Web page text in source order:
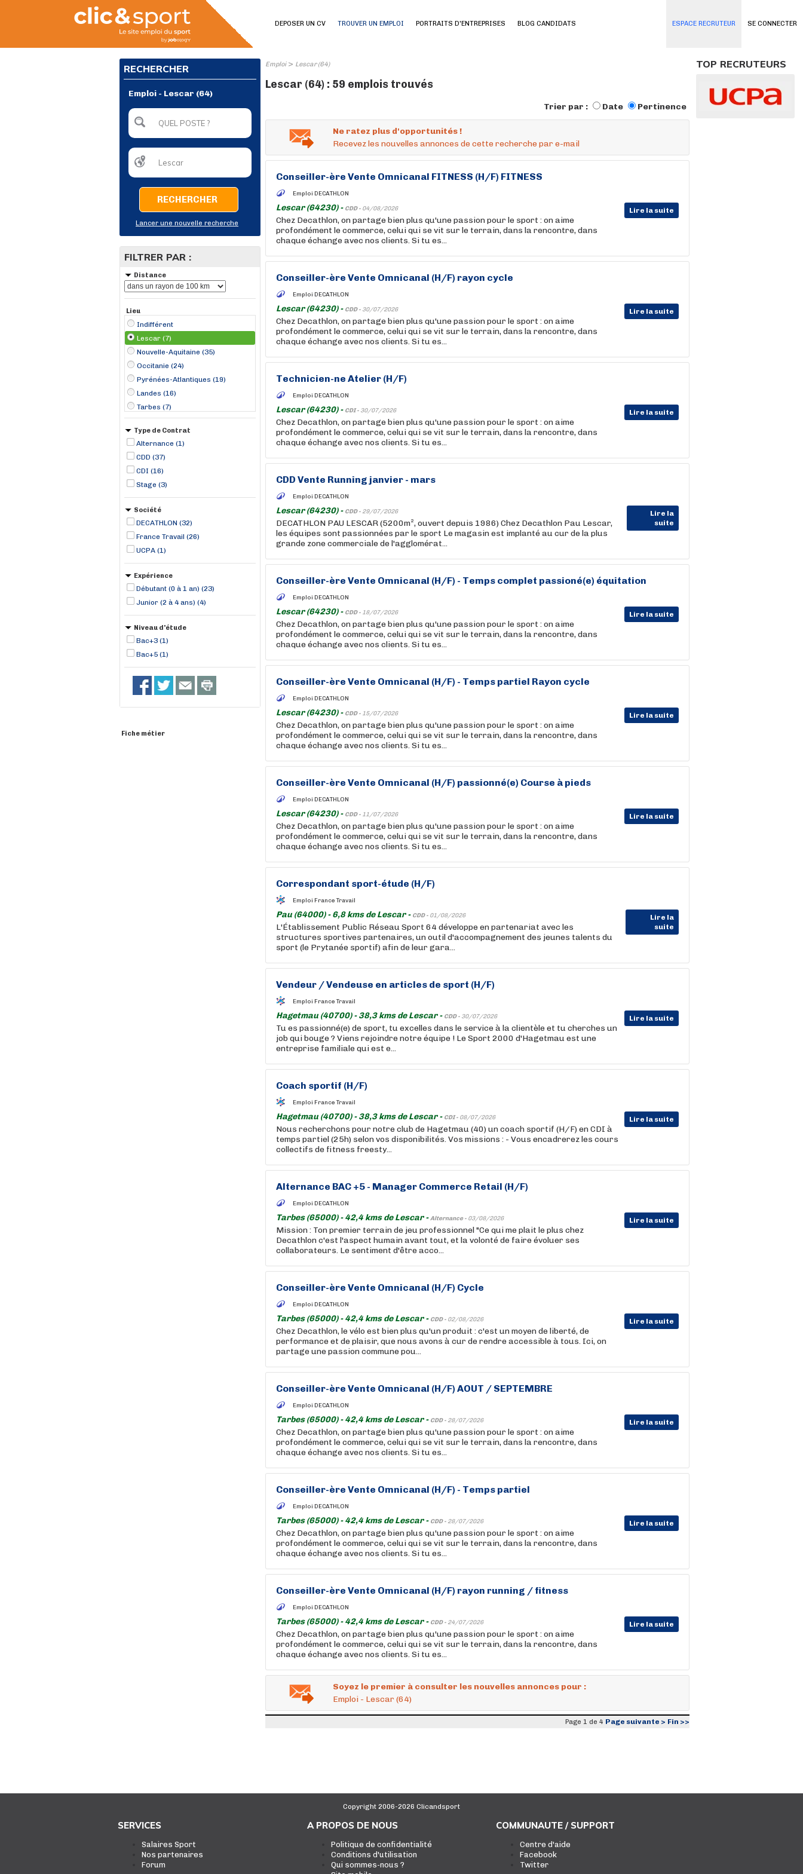
SE CONNECTER
DEPOSER UN CV TROUVER UN EMPLOI PORTRAITS D'ENTREPRISES BLOG CANDIDATS ESPACE RECRUTEUR
RECHERCHER
Emploi - Lescar (64)
RECHERCHER
Lancer une nouvelle recherche
FILTRER PAR :
Distance
Lieu
Indifférent
Lescar (7)
Nouvelle-Aquitaine (35)
Occitanie (24)
Pyrénées-Atlantiques (19)
Landes (16)
Tarbes (7)
Saint-Pierre-du-Mont (6)
Auch (5)
Saint-Paul-lès-Dax (5)
Anglet (4)
Hagetmau (2)
Mirande (2)
Type de Contrat
Alternance (1)
CDD (37)
CDI (16)
Stage (3)
Société
DECATHLON (32)
France Travail (26)
UCPA (1)
Expérience
Débutant (0 à 1 an) (23)
Junior (2 à 4 ans) (4)
Niveau d'étude
Bac+3 (1)
Bac+5 (1)
Fiche métier
Emploi> Lescar (64)
Lescar (64) : 59 emplois trouvés
Trier par : Date Pertinence
Ne ratez plus d'opportunités !
Recevez les nouvelles annonces de cette recherche par e-mail
Conseiller-ère Vente Omnicanal FITNESS (H/F) FITNESS
Emploi DECATHLON
Lescar (64230) - CDD - 04/08/2026 Lire la suite
Chez Decathlon, on partage bien plus qu'une passion pour le sport : on aime
profondément le commerce, celui qui se vit sur le terrain, dans la rencontre, dans
chaque échange avec nos clients. Si tu es...
Conseiller-ère Vente Omnicanal (H/F) rayon cycle
Emploi DECATHLON
Lescar (64230) - CDD - 30/07/2026 Lire la suite
Chez Decathlon, on partage bien plus qu'une passion pour le sport : on aime
profondément le commerce, celui qui se vit sur le terrain, dans la rencontre, dans
chaque échange avec nos clients. Si tu es...
Technicien-ne Atelier (H/F)
Emploi DECATHLON
Lescar (64230) - CDI - 30/07/2026 Lire la suite
Chez Decathlon, on partage bien plus qu'une passion pour le sport : on aime
profondément le commerce, celui qui se vit sur le terrain, dans la rencontre, dans
chaque échange avec nos clients. Si tu es...
CDD Vente Running janvier - mars
Emploi DECATHLON
Lescar (64230) - CDD - 29/07/2026
Lire la
suite
DECATHLON PAU LESCAR (5200m², ouvert depuis 1986) Chez Decathlon Pau Lescar,
les équipes sont passionnées par le sport Le magasin est implanté au cur de la plus
grande zone commerciale de l'agglomérat...
Conseiller-ère Vente Omnicanal (H/F) - Temps complet passioné(e) équitation
Emploi DECATHLON
Lescar (64230) - CDD - 18/07/2026 Lire la suite
Chez Decathlon, on partage bien plus qu'une passion pour le sport : on aime
profondément le commerce, celui qui se vit sur le terrain, dans la rencontre, dans
chaque échange avec nos clients. Si tu es...
Conseiller-ère Vente Omnicanal (H/F) - Temps partiel Rayon cycle
Emploi DECATHLON
Lescar (64230) - CDD - 15/07/2026 Lire la suite
Chez Decathlon, on partage bien plus qu'une passion pour le sport : on aime
profondément le commerce, celui qui se vit sur le terrain, dans la rencontre, dans
chaque échange avec nos clients. Si tu es...
Conseiller-ère Vente Omnicanal (H/F) passionné(e) Course à pieds
Emploi DECATHLON
Lescar (64230) - CDD - 11/07/2026 Lire la suite
Chez Decathlon, on partage bien plus qu'une passion pour le sport : on aime
profondément le commerce, celui qui se vit sur le terrain, dans la rencontre, dans
chaque échange avec nos clients. Si tu es...
Correspondant sport-étude (H/F)
Emploi France Travail
Pau (64000) - 6,8 kms de Lescar - CDD - 01/08/2026
Lire la
suite
L'Établissement Public Réseau Sport 64 développe en partenariat avec les
structures sportives partenaires, un outil d'accompagnement des jeunes talents du
sport (le Prytanée sportif) afin de leur gara...
Vendeur / Vendeuse en articles de sport (H/F)
Emploi France Travail
Hagetmau (40700) - 38,3 kms de Lescar - CDD - 30/07/2026 Lire la suite
Tu es passionné(e) de sport, tu excelles dans le service à la clientèle et tu cherches un
job qui bouge ? Viens rejoindre notre équipe ! Le Sport 2000 d'Hagetmau est une
entreprise familiale qui est e...
Coach sportif (H/F)
Emploi France Travail
Hagetmau (40700) - 38,3 kms de Lescar - CDI - 08/07/2026 Lire la suite
Nous recherchons pour notre club de Hagetmau (40) un coach sportif (H/F) en CDI à
temps partiel (25h) selon vos disponibilités. Vos missions : - Vous encadrerez les cours
collectifs de fitness freesty...
Alternance BAC +5 - Manager Commerce Retail (H/F)
Emploi DECATHLON
Tarbes (65000) - 42,4 kms de Lescar -Alternance - 03/08/2026 Lire la suite
Mission : Ton premier terrain de jeu professionnel "Ce qui me plait le plus chez
Decathlon c'est l'aspect humain avant tout, et la volonté de faire évoluer ses
collaborateurs. Le sentiment d'être acco...
Conseiller-ère Vente Omnicanal (H/F) Cycle
Emploi DECATHLON
Tarbes (65000) - 42,4 kms de Lescar - CDD - 02/08/2026 Lire la suite
Chez Decathlon, le vélo est bien plus qu'un produit : c'est un moyen de liberté, de
performance et de plaisir, que nous avons à cur de rendre accessible à tous. Ici, on
partage une passion commune pou...
Conseiller-ère Vente Omnicanal (H/F) AOUT / SEPTEMBRE
Emploi DECATHLON
Tarbes (65000) - 42,4 kms de Lescar - CDD - 28/07/2026 Lire la suite
Chez Decathlon, on partage bien plus qu'une passion pour le sport : on aime
profondément le commerce, celui qui se vit sur le terrain, dans la rencontre, dans
chaque échange avec nos clients. Si tu es...
Conseiller-ère Vente Omnicanal (H/F) - Temps partiel
Emploi DECATHLON
Tarbes (65000) - 42,4 kms de Lescar - CDD - 28/07/2026 Lire la suite
Chez Decathlon, on partage bien plus qu'une passion pour le sport : on aime
profondément le commerce, celui qui se vit sur le terrain, dans la rencontre, dans
chaque échange avec nos clients. Si tu es...
Conseiller-ère Vente Omnicanal (H/F) rayon running / fitness
Emploi DECATHLON
Tarbes (65000) - 42,4 kms de Lescar - CDD - 24/07/2026 Lire la suite
Chez Decathlon, on partage bien plus qu'une passion pour le sport : on aime
profondément le commerce, celui qui se vit sur le terrain, dans la rencontre, dans
chaque échange avec nos clients. Si tu es...
Soyez le premier à consulter les nouvelles annonces pour :
Emploi - Lescar (64)
Page 1 de 4 Page suivante > Fin >>
TOP RECRUTEURS
Copyright 2006-2026 Clicandsport
SERVICES
Salaires Sport
Nos partenaires
Forum
A PROPOS DE NOUS
Politique de confidentialité
Conditions d'utilisation
Qui sommes-nous ?
COMMUNAUTE / SUPPORT
Centre d'aide
Facebook
Twitter